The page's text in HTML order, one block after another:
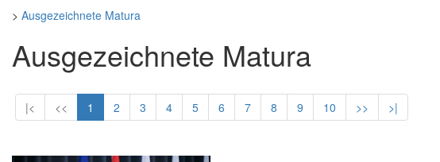
> Ausgezeichnete Matura
Ausgezeichnete Matura
|< << 1 2 3 4 5 6 7 8 9 10 >> >|